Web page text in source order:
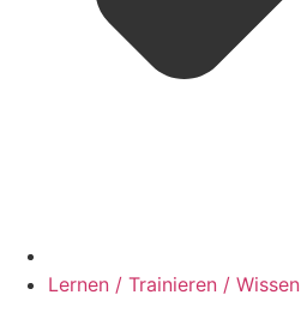
Lernen / Trainieren / Wissen